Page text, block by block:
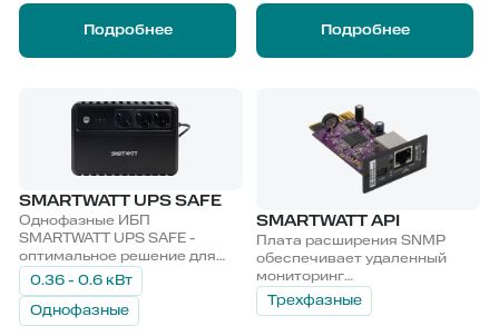
Подробнее Подробнее
SMARTWATT UPS SAFE
Однофазные ИБП
SMARTWATT UPS SAFE -
оптимальное решение для
бесперебойного питания
мультимедийного
оборудования,
аудиоустройств и других
0.36 - 0.6 кВт
Однофазные
SMARTWATT API
Плата расширения SNMP
обеспечивает удаленный
мониторинг
работоспособности ИБП в
режиме реального времени.
Трехфазные